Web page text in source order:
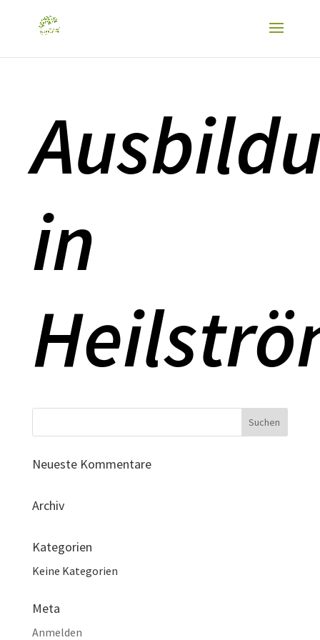
in
Neueste Kommentare
Archiv
Kategorien
Keine Kategorien
Meta
Anmelden